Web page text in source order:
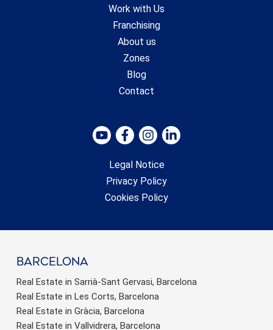
Work with Us
Franchising
About us
Zones
Blog
Contact
Legal Notice
Privacy Policy
Cookies Policy
barcelona
Real Estate in Sarrià-Sant Gervasi, Barcelona
Real Estate in Les Corts, Barcelona
Real Estate in Gràcia, Barcelona
Real Estate in Vallvidrera, Barcelona